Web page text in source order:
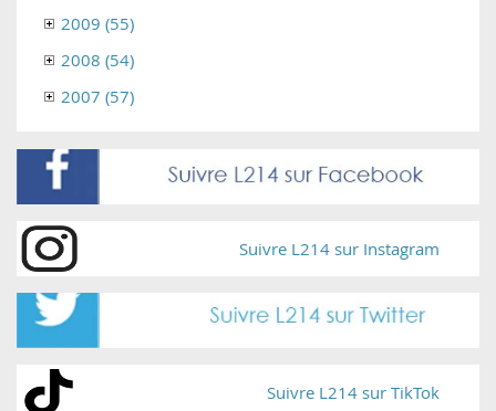
2009 (55)
2008 (54)
2007 (57)
Suivre L214 sur Instagram
Suivre L214 sur TikTok